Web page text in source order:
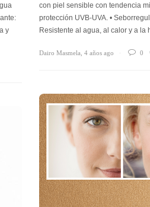
y
con piel sensible con tendencia
protección UVB-UVA. •
Resistente al agua, al calor y a la
Dairo Masmela 4 años ago 0